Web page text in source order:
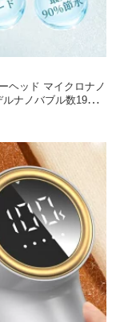
ヘッド マイクロナノ
ナノバブル数19億9
強い水圧 高洗浄力
湿 しゃわーへっど